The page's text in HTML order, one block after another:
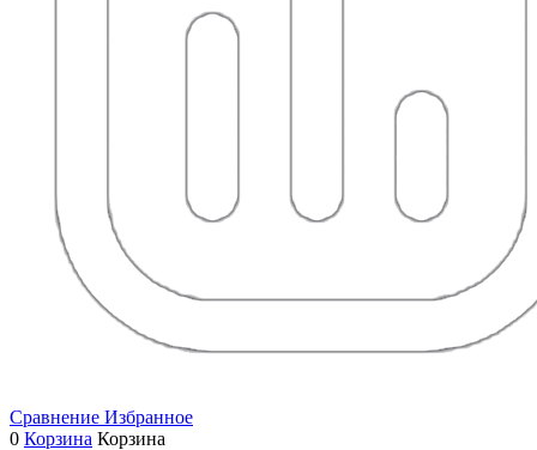
Сравнение Избранное
0 Корзина Корзина